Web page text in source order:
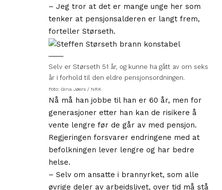
– Jeg tror at det er mange unge her som
tenker at pensjonsalderen er langt frem,
forteller Størseth.
Selv er Størseth 51 år, og kunne ha gått av om seks
år i forhold til den eldre pensjonsordningen.
Foto: Gina Jøers / NRK
Nå må han jobbe til han er 60 år, men for
generasjoner etter han kan de risikere å
vente lengre før de går av med pensjon.
Regjeringen forsvarer endringene med at
befolkningen lever lengre og har bedre
helse.
– Selv om ansatte i brannyrket, som alle
øvrige deler av arbeidslivet, over tid må stå